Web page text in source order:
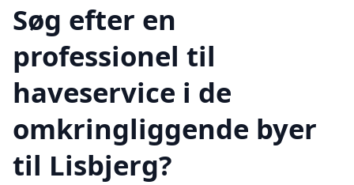
Søg efter en
professionel til
haveservice i de
omkringliggende byer
til Lisbjerg?